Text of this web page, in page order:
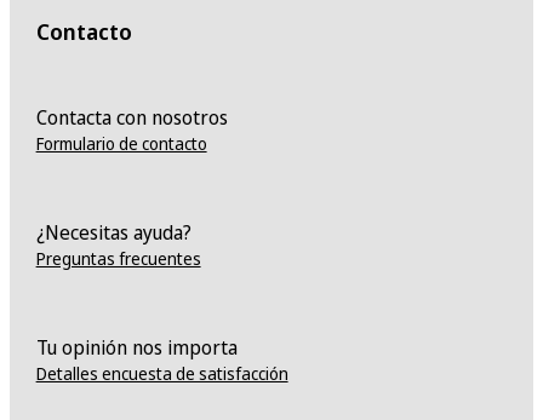
Contacto
Contacta con nosotros
Formulario de contacto
¿Necesitas ayuda?
Preguntas frecuentes
Tu opinión nos importa
Detalles encuesta de satisfacción